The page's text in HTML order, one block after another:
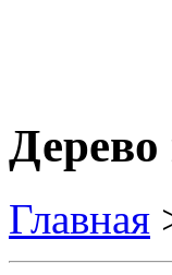
Дерево
Главная